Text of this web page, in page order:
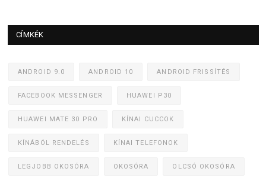
CÍMKÉK
ANDROID 9.0 ANDROID 10 ANDROID FRISSÍTÉS
FACEBOOK MESSENGER HUAWEI P30
HUAWEI MATE 30 PRO KÍNAI CUCCOK
KÍNÁBÓL RENDELÉS KÍNAI TELEFONOK
LEGJOBB OKOSÓRA OKOSÓRA OLCSÓ OKOSÓRA